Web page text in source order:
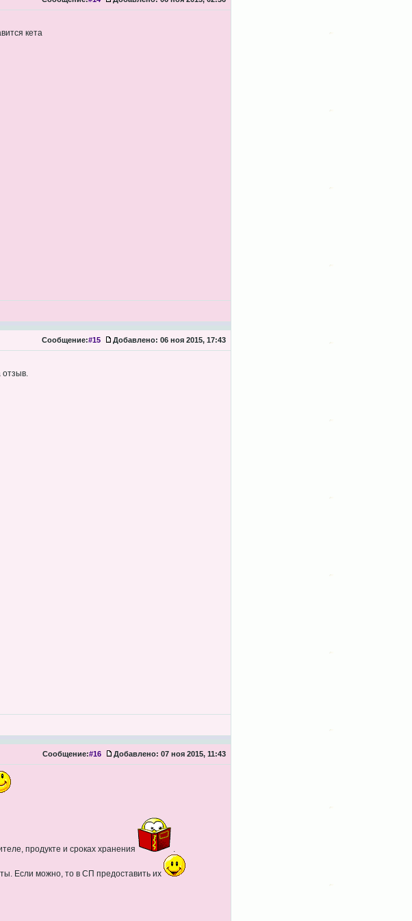
кета
Сообщение:#15 Добавлено: 06 ноя 2015, 17:43
отзыв.
Сообщение:#16 Добавлено: 07 ноя 2015, 11:43
продукте и сроках хранения .
Если можно, то в СП предоставить их